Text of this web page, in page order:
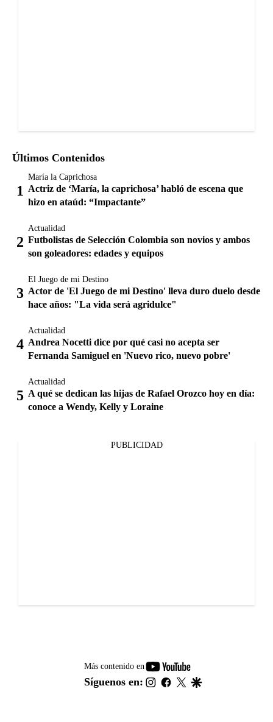
Últimos Contenidos
María la Caprichosa
Actriz de ‘María, la caprichosa’ habló de escena que
hizo en ataúd: “Impactante”
Actualidad
Futbolistas de Selección Colombia son novios y ambos
son goleadores: edades y equipos
El Juego de mi Destino
Actor de 'El Juego de mi Destino' lleva duro duelo desde
hace años: "La vida será agridulce"
Actualidad
Andrea Nocetti dice por qué casi no acepta ser
Fernanda Samiguel en 'Nuevo rico, nuevo pobre'
Actualidad
A qué se dedican las hijas de Rafael Orozco hoy en día:
conoce a Wendy, Kelly y Loraine
PUBLICIDAD
Más contenido en
youtube-
footer
Síguenos en: instagram
facebook
twitter